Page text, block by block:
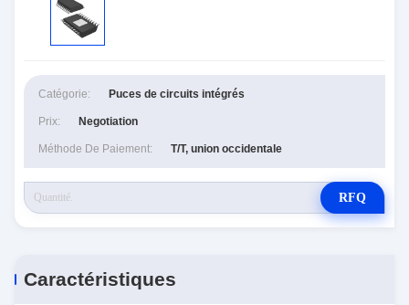
Catégorie: Puces de circuits intégrés
Prix: Negotiation
Méthode De Paiement: T/T, union occidentale
RFQ
Caractéristiques